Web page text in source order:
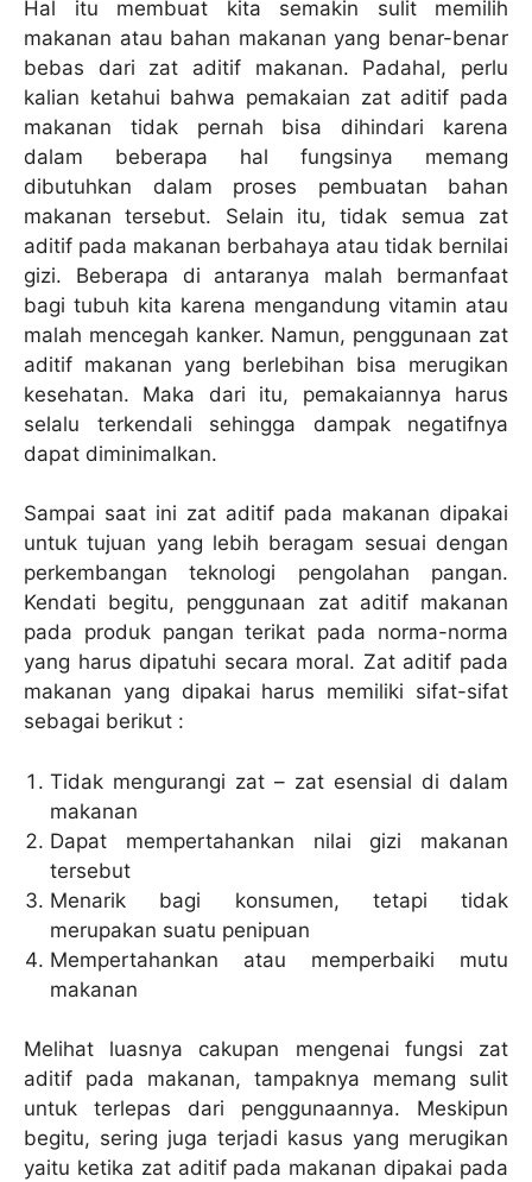
Hal itu membuat kita semakin sulit memilih
makanan atau bahan makanan yang benar-benar
bebas dari zat aditif makanan. Padahal, perlu
kalian ketahui bahwa pemakaian zat aditif pada
makanan tidak pernah bisa dihindari karena
dalam beberapa hal fungsinya memang
dibutuhkan dalam proses pembuatan bahan
makanan tersebut. Selain itu, tidak semua zat
aditif pada makanan berbahaya atau tidak bernilai
gizi. Beberapa di antaranya malah bermanfaat
bagi tubuh kita karena mengandung vitamin atau
malah mencegah kanker. Namun, penggunaan zat
aditif makanan yang berlebihan bisa merugikan
kesehatan. Maka dari itu, pemakaiannya harus
selalu terkendali sehingga dampak negatifnya
dapat diminimalkan.
Sampai saat ini zat aditif pada makanan dipakai
untuk tujuan yang lebih beragam sesuai dengan
perkembangan teknologi pengolahan pangan.
Kendati begitu, penggunaan zat aditif makanan
pada produk pangan terikat pada norma-norma
yang harus dipatuhi secara moral. Zat aditif pada
makanan yang dipakai harus memiliki sifat-sifat
sebagai berikut :
Tidak mengurangi zat – zat esensial di dalam
makanan
Dapat mempertahankan nilai gizi makanan
tersebut
Menarik bagi konsumen, tetapi tidak
merupakan suatu penipuan
Mempertahankan atau memperbaiki mutu
makanan
Melihat luasnya cakupan mengenai fungsi zat
aditif pada makanan, tampaknya memang sulit
untuk terlepas dari penggunaannya. Meskipun
begitu, sering juga terjadi kasus yang merugikan
yaitu ketika zat aditif pada makanan dipakai pada